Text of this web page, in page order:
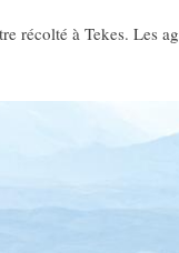
récolté à Tekes. Les